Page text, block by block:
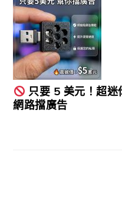
只要 5 美元！超
網路擋廣告